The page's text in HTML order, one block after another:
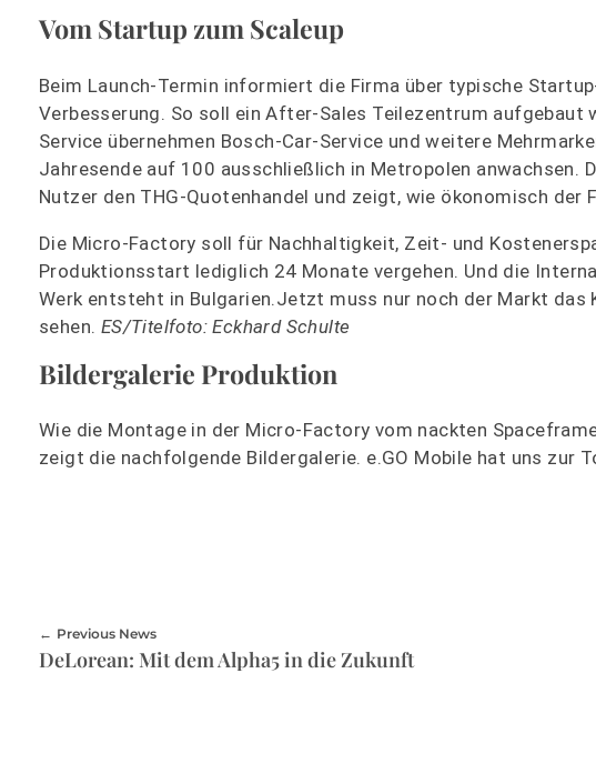
Vom Startup zum Scaleup
Beim Launch-Termin informiert die Firma über typische
Verbesserung. So soll ein After-Sales Teilezentrum aufgebaut
Service übernehmen Bosch-Car-Service und weitere
Jahresende auf 100 ausschließlich in Metropolen
Nutzer den THG-Quotenhandel und zeigt, wie ökonomisch der
Die Micro-Factory soll für Nachhaltigkeit, Zeit- und
Produktionsstart lediglich 24 Monate vergehen. Und die
Werk entsteht in Bulgarien.Jetzt muss nur noch der Markt das
sehen. ES/Titelfoto: Eckhard Schulte
Bildergalerie Produktion
Wie die Montage in der Micro-Factory vom nackten
zeigt die nachfolgende Bildergalerie. e.GO Mobile hat uns zur
Previous News
DeLorean: Mit dem Alpha5 in die Zukunft